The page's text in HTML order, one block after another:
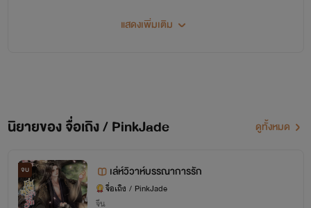
แสดงเพิ่มเติม
นิยายของ จื่อเถิง / PinkJade ดูทั้งหมด
จบ เล่ห์วิวาห์บรรณาการรัก
จื่อเถิง / PinkJade
จีน